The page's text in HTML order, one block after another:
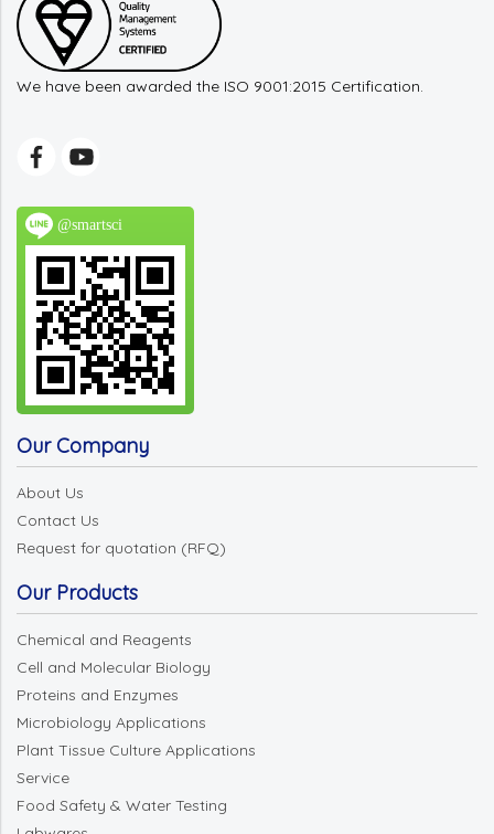
We have been awarded the ISO 9001:2015 Certification.
@smartsci
Our Company
About Us
Contact Us
Request for quotation (RFQ)
Our Products
Chemical and Reagents
Cell and Molecular Biology
Proteins and Enzymes
Microbiology Applications
Plant Tissue Culture Applications
Service
Food Safety & Water Testing